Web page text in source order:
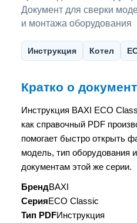
Документ для сверки
и монтажа оборудования
Инструкция Котел
Кратко о
Инструкция BAXI ECO
как справочный PDF
помогает быстро открыть
модель, тип оборудования
документам этой же серии.
БрендBAXI
СерияECO Classic
Тип PDFИнструкция